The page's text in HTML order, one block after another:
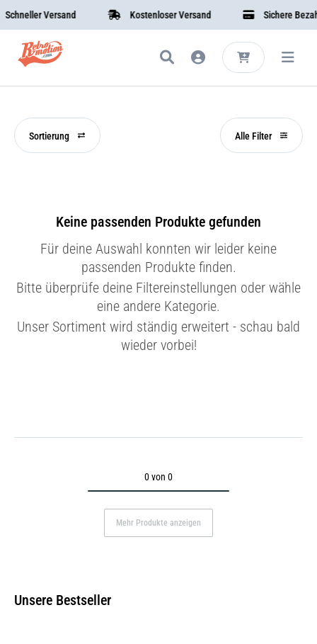
Versand Kostenloser Versand Sichere
Sortierung Alle Filter
Keine passenden Produkte gefunden
Für deine Auswahl konnten wir leider keine
passenden Produkte finden.
Bitte überprüfe deine Filtereinstellungen oder wähle
eine andere Kategorie.
Unser Sortiment wird ständig erweitert - schau bald
wieder vorbei!
0 von 0
Mehr Produkte anzeigen
Unsere Bestseller